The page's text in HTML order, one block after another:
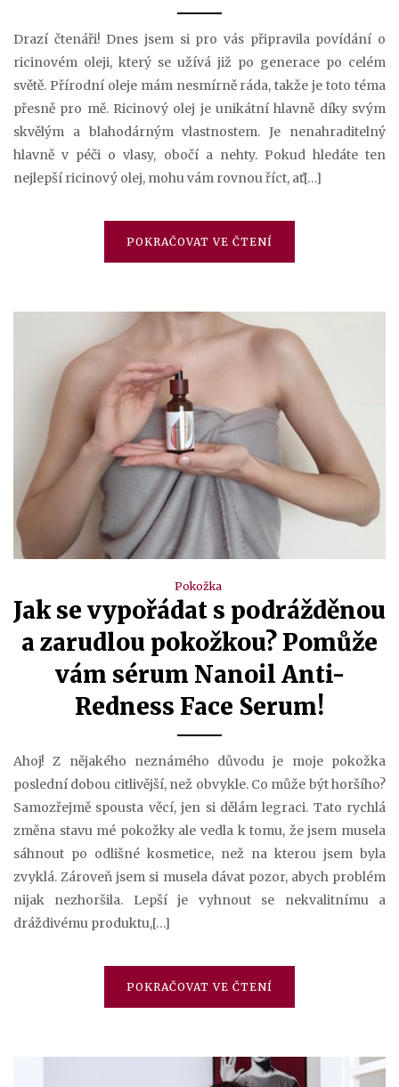
Drazí čtenáři! Dnes jsem si pro vás připravila povídání o
ricinovém oleji, který se užívá již po generace po celém
světě. Přírodní oleje mám nesmírně ráda, takže je toto téma
přesně pro mě. Ricinový olej je unikátní hlavně díky svým
skvělým a blahodárným vlastnostem. Je nenahraditelný
hlavně v péči o vlasy, obočí a nehty. Pokud hledáte ten
nejlepší ricinový olej, mohu vám rovnou říct, ať[…]
POKRAČOVAT VE ČTENÍ
Pokožka
Jak se vypořádat s podrážděnou
a zarudlou pokožkou? Pomůže
vám sérum Nanoil Anti-
Redness Face Serum!
Ahoj! Z nějakého neznámého důvodu je moje pokožka
poslední dobou citlivější, než obvykle. Co může být horšího?
Samozřejmě spousta věcí, jen si dělám legraci. Tato rychlá
změna stavu mé pokožky ale vedla k tomu, že jsem musela
sáhnout po odlišné kosmetice, než na kterou jsem byla
zvyklá. Zároveň jsem si musela dávat pozor, abych problém
nijak nezhoršila. Lepší je vyhnout se nekvalitnímu a
dráždivému produktu,[…]
POKRAČOVAT VE ČTENÍ